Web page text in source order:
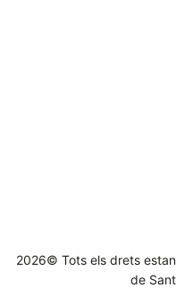
2026© Tots els drets
de